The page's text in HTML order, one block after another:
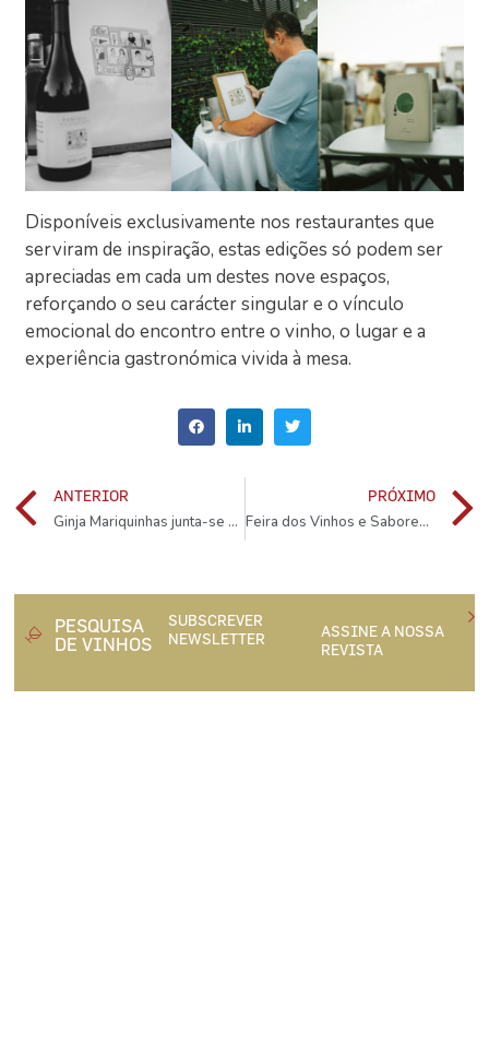
Disponíveis exclusivamente nos restaurantes que
serviram de inspiração, estas edições só podem ser
apreciadas em cada um destes nove espaços,
reforçando o seu carácter singular e o vínculo
emocional do encontro entre o vinho, o lugar e a
experiência gastronómica vivida à mesa.
ANTERIOR
Ginja Mariquinhas junta-se ao portefólio da Sogrape Distribuição
PRÓXIMO
Feira dos Vinhos e Sabores dos Altos regressa de 13 a 15 de Junho
PESQUISA
DE VINHOS
SUBSCREVER
NEWSLETTER
ASSINE A NOSSA
REVISTA